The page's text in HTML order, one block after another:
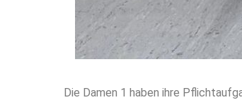
Die Damen 1 haben ihre